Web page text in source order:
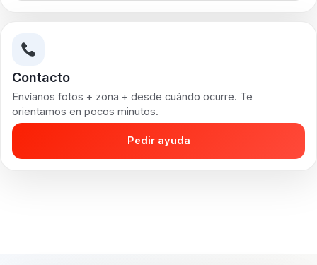
Contacto
Envíanos fotos + zona + desde cuándo ocurre. Te
orientamos en pocos minutos.
Pedir ayuda